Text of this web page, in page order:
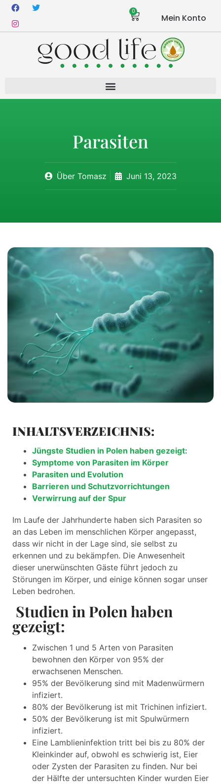
0
Mein Konto
Parasiten
ÜberTomasz Juni 13, 2023
INHALTSVERZEICHNIS:
Jüngste Studien in Polen haben gezeigt:
Symptome von Parasiten im Körper
Parasiten und Evolution
Barrieren und Schutzvorrichtungen
Verwirrung auf der Spur
Im Laufe der Jahrhunderte haben sich Parasiten so
an das Leben im menschlichen Körper angepasst,
dass wir nicht in der Lage sind, sie selbst zu
erkennen und zu bekämpfen. Die Anwesenheit
dieser unerwünschten Gäste führt jedoch zu
Störungen im Körper, und einige können sogar unser
Leben bedrohen.
Studien in Polen haben
gezeigt:
Zwischen 1 und 5 Arten von Parasiten
bewohnen den Körper von 95% der
erwachsenen Menschen.
95% der Bevölkerung sind mit Madenwürmern
infiziert.
80% der Bevölkerung ist mit Trichinen infiziert.
50% der Bevölkerung ist mit Spulwürmern
infiziert.
Eine Lamblieninfektion tritt bei bis zu 80% der
Kleinkinder auf, obwohl es schwierig ist, Eier
oder Zysten der Parasiten zu finden. Nur bei
der Hälfte der untersuchten Kinder wurden Eier